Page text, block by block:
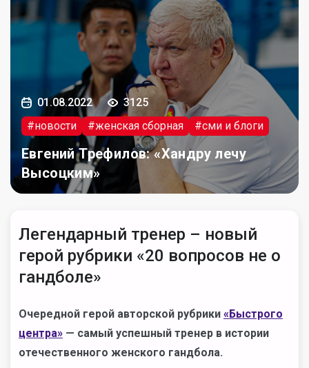
01.08.2022
3125
#новости
#женская сборная #сми и блоги
Евгений Трефилов: «Хандру лечу
Высоцким»
Легендарный тренер – новый
герой рубрики «20 вопросов не о
гандболе»
Очередной герой авторской рубрики «Быстрого
центра» — самый успешный тренер в истории
отечественного женского гандбола.